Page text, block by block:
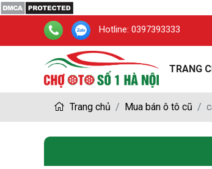
Hotline: 0397393333
TRANG
Trang chủ Mua bán ô tô cũ